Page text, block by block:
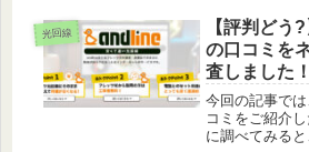
るところから
んでみてくださ
光回線
【評判どう
の口コミを
査しました！
今回の記事で
コミをご紹介
に調べてみると